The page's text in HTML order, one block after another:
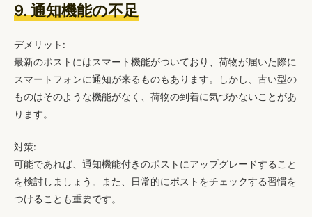
9. 通知機能の不足
デメリット:
最新のポストにはスマート機能がついており、荷物が届いた際に
スマートフォンに通知が来るものもあります。しかし、古い型の
ものはそのような機能がなく、荷物の到着に気づかないことがあ
ります。
対策:
可能であれば、通知機能付きのポストにアップグレードすること
を検討しましょう。また、日常的にポストをチェックする習慣を
つけることも重要です。